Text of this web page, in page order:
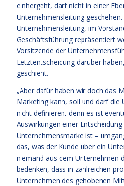
einhergeht, darf nicht in einer
Unternehmensleitung
Unternehmensleitung, im
Geschäftsführung repräsentiert
Vorsitzende der
Letztentscheidung darüber
geschieht.
„Aber dafür haben wir doch das
Marketing kann, soll und darf die
nicht definieren, denn es ist
Auswirkungen einer
Unternehmensmarke ist –
das, was der Kunde über ein
niemand aus dem Unternehmen
bedenken, dass in zahlreichen
Unternehmen des gehobenen